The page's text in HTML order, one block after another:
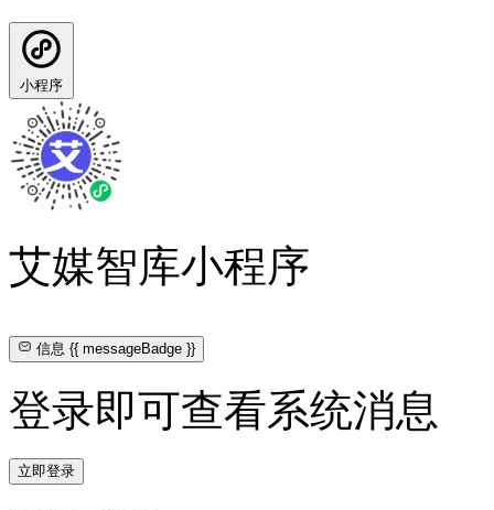
小程序
艾媒智库小程序
信息{{ messageBadge }}
登录即可查看系统消息
立即登录